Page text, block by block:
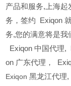
产品和服务,上海起
务，签约 Exiqon
务,您的满意将是我
Exiqon中国代理,
on 广东代理，
Exiqon黑龙江代理,